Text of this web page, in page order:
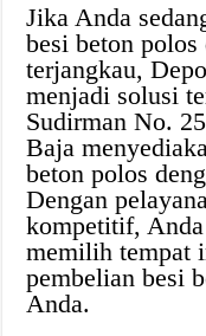
Jika Anda
besi beton polos
terjangkau,
menjadi solusi
Sudirman No.
Baja
beton polos
Dengan
kompetitif,
memilih tempat
pembelian besi
Anda.